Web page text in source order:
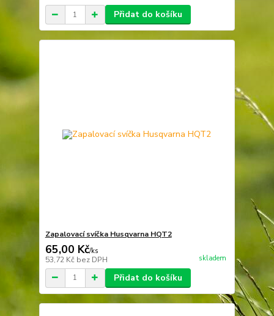
Přidat do košíku
Zapalovací svíčka Husqvarna HQT2
65,00 Kč/ks
53,72 Kč bez DPH skladem
Přidat do košíku